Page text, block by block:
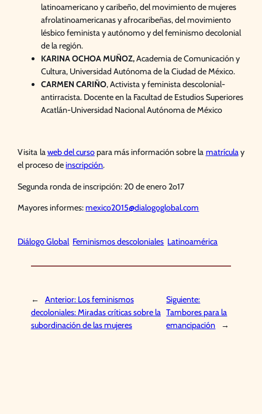
latinoamericano y caribeño, del movimiento de mujeres
afrolatinoamericanas y afrocaribeñas, del movimiento
lésbico feminista y autónomo y del feminismo decolonial
de la región.
KARINA OCHOA MUÑOZ,Academia de Comunicación y
Cultura, Universidad Autónoma de la Ciudad de México.
CARMEN CARIÑO, Activista y feminista descolonial-
antirracista. Docente en la Facultad de Estudios Superiores
Acatlán-Universidad Nacional Autónoma de México
Visita laweb del cursopara más información sobre la matrículay
el proceso deinscripción.
Segunda ronda de inscripción: 20 de enero 2o17
Mayores informes:mexico2015@dialogoglobal.com
Diálogo Global Feminismos descoloniales Latinoamérica
← Anterior: Los feminismos
decoloniales: Miradas críticas sobre la
subordinación de las mujeres
Siguiente:
Tambores para la
emancipación
→